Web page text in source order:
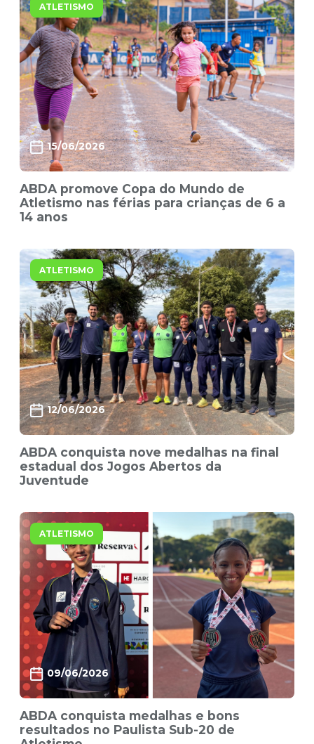
ATLETISMO
15/06/2026
ABDA promove Copa do Mundo de
Atletismo nas férias para crianças de 6 a
14 anos
ATLETISMO
12/06/2026
ABDA conquista nove medalhas na final
estadual dos Jogos Abertos da
Juventude
ATLETISMO
09/06/2026
ABDA conquista medalhas e bons
resultados no Paulista Sub-20 de